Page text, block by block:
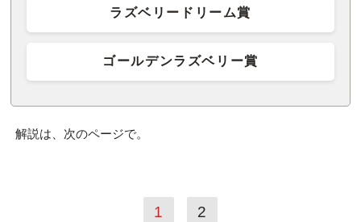
ラズベリードリーム賞
ゴールデンラズベリー賞
解説は、次のページで。
1 2